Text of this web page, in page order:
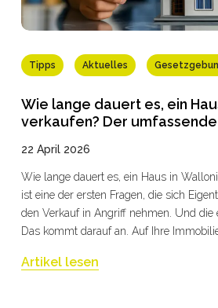
Tipps Aktuelles
Wie lange dauert es, ein
verkaufen? Der
22 April 2026
Wie lange dauert es, ein Haus in
ist eine der ersten Fragen, die sich
den Verkauf in Angriff nehmen. Und die
Das kommt darauf an. Auf Ihre
für die Sie sich entscheiden.
Artikel lesen